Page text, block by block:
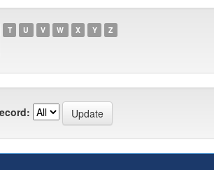
T U V W X Y Z